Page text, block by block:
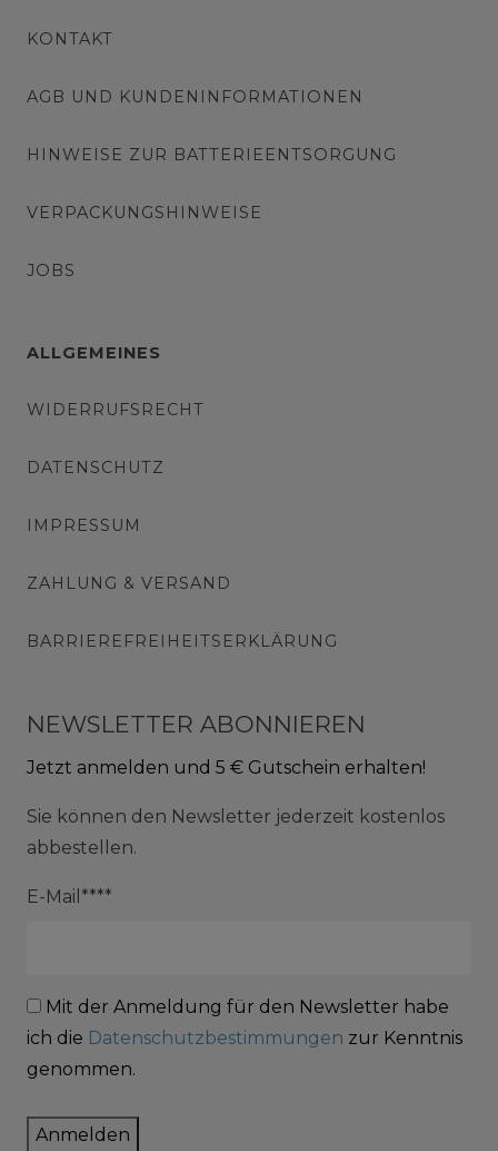
KONTAKT
AGB UND KUNDENINFORMATIONEN
HINWEISE ZUR BATTERIEENTSORGUNG
VERPACKUNGSHINWEISE
JOBS
ALLGEMEINES
WIDERRUFSRECHT
DATENSCHUTZ
IMPRESSUM
ZAHLUNG & VERSAND
BARRIEREFREIHEITSERKLÄRUNG
NEWSLETTER ABONNIEREN
Jetzt anmelden und 5 € Gutschein erhalten!
Sie können den Newsletter jederzeit kostenlos
abbestellen.
E-Mail****
Mit der Anmeldung für den Newsletter habe
ich die Datenschutzbestimmungen zur Kenntnis
genommen.
Anmelden